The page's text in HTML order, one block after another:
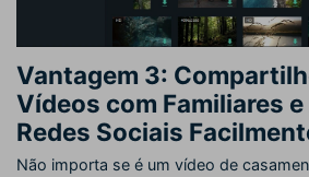
Vantagem 3:
Vídeos com Familiares
Redes Sociais
Não importa se é um vídeo de